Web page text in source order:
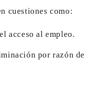
cuestiones como:
acceso al empleo.
por razón de